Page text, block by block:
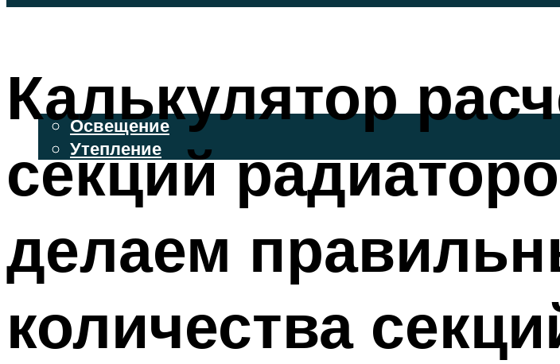
ВЕНТИЛИРУЕМЫЕ ФАСАДЫ
ОСВЕЩЕНИЕ И УТЕПЛЕНИЕ
Освещение
Утепление
ДЕКОР
МЕНЮ
Калькулятор
секций
делаем
количества